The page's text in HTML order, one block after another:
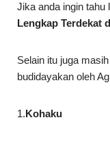
Jika anda ingin tahu
Lengkap Terdekat
Selain itu juga
budidayakan oleh
1.Kohaku